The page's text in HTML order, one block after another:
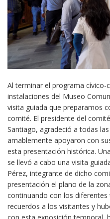
Al terminar el programa cívico-
instalaciones del Museo
visita guiada que preparamos
comité. El presidente del
Santiago, agradeció a todas
amablemente apoyaron con
esta presentación histórica.
se llevó a cabo una visita
Pérez, integrante de dicho
presentación el plano de la
continuando con los
recuerdos a los visitantes y
con esta exposición temporal,